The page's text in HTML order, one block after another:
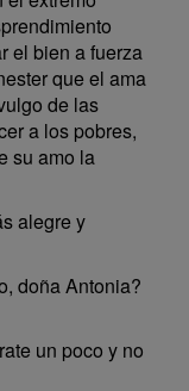
el bien a fuerza
que el ama
de las
a los pobres,
su amo la
alegre y
doña Antonia?
un poco y no